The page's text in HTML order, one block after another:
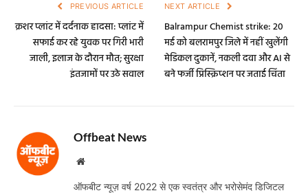
PREVIOUS ARTICLE
क्रशर प्लांट में दर्दनाक हादसा: प्लांट में
सफाई कर रहे युवक पर गिरी भारी
जाली, इलाज के दौरान मौत; सुरक्षा
इंतजामों पर उठे सवाल
NEXT ARTICLE
Balrampur Chemist strike: 20
मई को बलरामपुर जिले में नहीं खुलेंगी
मेडिकल दुकानें, नकली दवा और AI से
बने फर्जी प्रिस्क्रिप्शन पर जताई चिंता
Offbeat News
Website
ऑफबीट न्यूज़ वर्ष 2022 से एक स्वतंत्र और भरोसेमंद डिजिटल